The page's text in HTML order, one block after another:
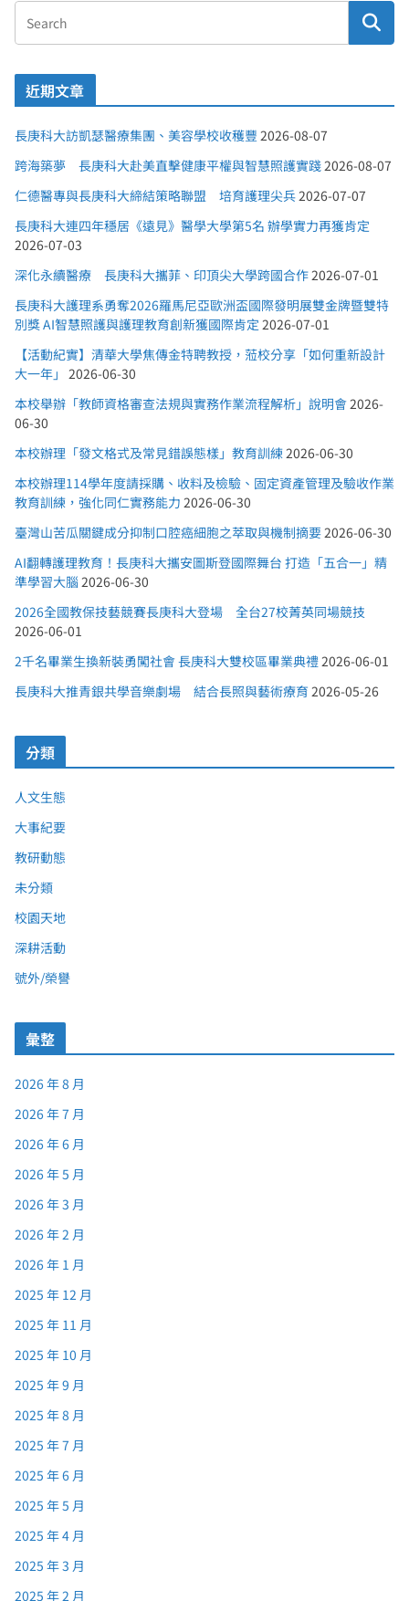
近期文章
長庚科大訪凱瑟醫療集團、美容學校收穫豐 2026-08-07
跨海築夢 長庚科大赴美直擊健康平權與智慧照護實踐2026-08-07
仁德醫專與長庚科大締結策略聯盟 培育護理尖兵2026-07-07
長庚科大連四年穩居《遠見》醫學大學第5名 辦學實力再獲肯定
2026-07-03
深化永續醫療 長庚科大攜菲、印頂尖大學跨國合作2026-07-01
長庚科大護理系勇奪2026羅馬尼亞歐洲盃國際發明展雙金牌暨雙特
別獎 AI智慧照護與護理教育創新獲國際肯定 2026-07-01
【活動紀實】清華大學焦傳金特聘教授，蒞校分享「如何重新設計
大一年」 2026-06-30
本校舉辦「教師資格審查法規與實務作業流程解析」說明會2026-
06-30
本校辦理「發文格式及常見錯誤態樣」教育訓練2026-06-30
本校辦理114學年度請採購、收料及檢驗、固定資產管理及驗收作業
教育訓練，強化同仁實務能力 2026-06-30
臺灣山苦瓜關鍵成分抑制口腔癌細胞之萃取與機制摘要2026-06-30
AI翻轉護理教育！長庚科大攜安圖斯登國際舞台 打造「五合一」精
準學習大腦 2026-06-30
2026全國教保技藝競賽長庚科大登場 全台27校菁英同場競技
2026-06-01
2千名畢業生換新裝勇闖社會 長庚科大雙校區畢業典禮2026-06-01
長庚科大推青銀共學音樂劇場 結合長照與藝術療育 2026-05-26
分類
人文生態
大事紀要
教研動態
未分類
校園天地
深耕活動
號外/榮譽
彙整
2026 年 8 月
2026 年 7 月
2026 年 6 月
2026 年 5 月
2026 年 3 月
2026 年 2 月
2026 年 1 月
2025 年 12 月
2025 年 11 月
2025 年 10 月
2025 年 9 月
2025 年 8 月
2025 年 7 月
2025 年 6 月
2025 年 5 月
2025 年 4 月
2025 年 3 月
2025 年 2 月